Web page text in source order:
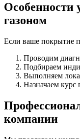
Особенности
газоном
Если ваше покрытие
Проводим
Подбираем
Выполняем
Назначаем курс
компании